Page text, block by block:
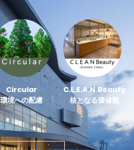
Circular
環境への配慮
C.L.E.A.N.Beauty
核となる価値観